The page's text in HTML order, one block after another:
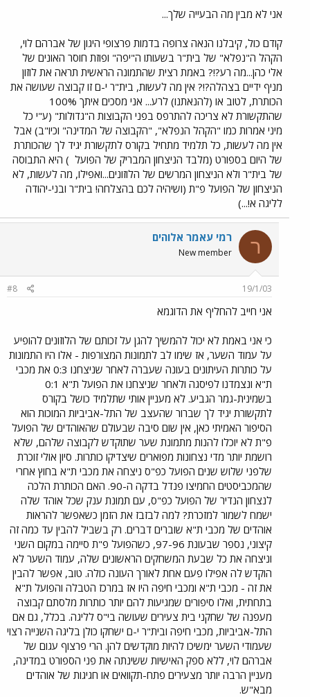
אני לא מבין מה הבעייה שלך...
קודם כול, קיבלנו הנאה צרופה בדמות פרצופי היגון של אברהם לוי,
הקהל ה"נפלא" של בית"ר בשעותו ה"יפה" ופוזת חוסר האונים של
אלי כהן...מה רע?!? באמת רצית שהתמונה הראשית תראה את לוזון
מניף ידיים בצהלה?!? אין מה לעשות, בית"ר י-ם זו קבוצה שעושה את
הכותרת, לטוב או (להנאתנו) לרע... אני מסכים איתך 100%
שהתקשורת לא צריכה להתרפס בפני הקבוצות ה"גדולות" (ע"י כל
מיני אמרות כמו "הקהל הנפלא", "הקבוצה של המדינה" וכיו"ב) אבל
אין מה לעשות, כל תלמיד מתחיל בקורס לתקשורת יגיד לך שהכותרת
של היום בספורט (מלבד הניצחון המבריק של הפועל ) היא התבוסה
של בית"ר ולא הניצחון המרשים של הלוזונים...ואפילו, מה לעשות, לא
הניצחון של הפועל פ"ת (ושיהיה לכם בהצלחה! בית"ר ובני-יהודה
לליגה א!...)
ר רמי עאמר אלוהים
New member
19/1/03
#8
אני חייב להחליף את הדוגמא
כי אני באמת לא יכול להמשיך להגן על זכותם של הלוזונים להופיע
על עמוד השער, אז שימו לב לתמונות המצורפות - אלו היו התמונות
על כותרות העיתונים בעונה שעברה לאחר שניצחנו 0:3 את מכבי
ת"א ונצמדנו לפיסגה ולאחר שניצחנו את הפועל ת"א 0:1
בשמינית-גמר הגביע. לא מעניין אותי שתלמיד כושל בקורס
לתקשורת יגיד לך שברור שהעצב של התל-אביביות המוכות הוא
הסיפור האמיתי כאן, אין שום סיבה שבעולם שהאוהדים של הפועל
פ"ת לא יוכלו להנות מתמונת שער שתוקדש לקבוצה שלהם, שלא
רושמת יותר מדי נצחונות מפוארים שיצדיקו כותרות. סיון אולי זוכרת
שלפני שלוש שנים הפועל כפ"ס ניצחה את מכבי ת"א בחוץ אחרי
שהמכביסטים החמיצו פנדל בדקה ה-90. האם הכותרת הלכה
לנצחון הנדיר של הפועל כפ"ס, עם תמונת ענק שכל אוהד שלה
ישמח לשמור למזכרת? למה לבזבז את הזמן כשאפשר להראות
אוהדים של מכבי ת"א שוברים דברים. רק בשביל להבין עד כמה זה
קיצוני, נספר שבעונת 97-96, כשהפועל פ"ת סיימה במקום השני
וניצחה את כל שבעת המשחקים הראשונים שלה, עמוד השער לא
הוקדש לה אפילו פעם אחת לאורך העונה כולה. טוב, אפשר להבין
את זה - מכבי ת"א ומכבי חיפה היו אז במרכז הטבלה והפועל ת"א
בתחתית, ואלו סיפורים שמגיעות להם יותר כותרות מלסתם קבוצה
מעפנה של שחקני בית צעירים שעושה בי"ס לליגה. בכלל, גם אם
התל-אביביות, מכבי חיפה ובית"ר י-ם ישחקו כולן בליגה השנייה רצוי
שעמודי השער ימשיכו להיות מוקדשים להן. הרי פרצוף עגום של
אברהם לוי, ללא ספק האישיות ששינתה את פני הספורט במדינה,
מעניין הרבה יותר מצעירים פתח-תקוואים או חגיגות של אוהדים
מבא"ש.